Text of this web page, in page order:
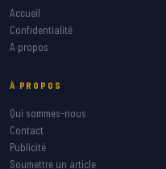
Accueil
Confidentialité
A propos
À PROPOS
Qui sommes-nous
Contact
Publicité
Soumettre un article